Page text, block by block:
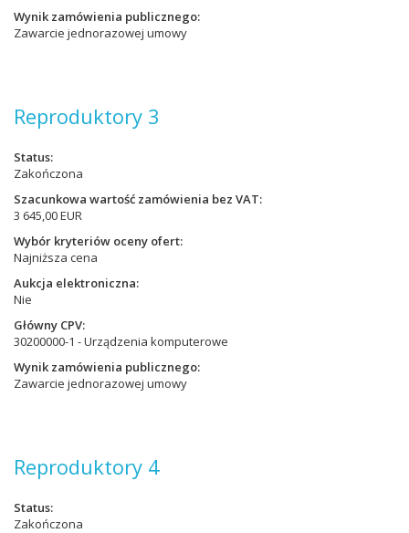
Wynik zamówienia publicznego
Zawarcie jednorazowej umowy
Reproduktory 3
Status
Zakończona
Szacunkowa wartość zamówienia bez VAT
3 645,00 EUR
Wybór kryteriów oceny ofert
Najniższa cena
Aukcja elektroniczna
Nie
Główny CPV
30200000-1 - Urządzenia komputerowe
Wynik zamówienia publicznego
Zawarcie jednorazowej umowy
Reproduktory 4
Status
Zakończona